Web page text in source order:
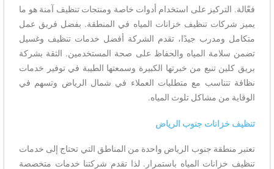
فعّالة. التركيز على استخدام أدوات خاصة ومنتجات تنظيف آمنة هو ما
يميز شركات تنظيف خزانات المياه في المنطقة. بفضل فريق عمل
متكامل ومدرب جيدًا، تقدم الشركة أفضل خدمات تنظيف وغسيل
تضمن سلامة المياه والحفاظ على صحة المستخدمين. الثقة بشركة
بريق كلين تنبع من خبرتها الكبيرة وسمعتها الطيبة في توفير خدمات
نظافة تتناسب مع متطلبات العملاء في شمال الرياض وتسهم في
الوقاية من مشاكل تلوث المياه.
تنظيف خزانات جنوب الرياض
تعتبر منطقة جنوب الرياض واحدة من المناطق التي تحتاج إلى خدمات
تنظيف خزانات المياه باستمرار. لذا تقدم شركتنا خدمات متخصصة